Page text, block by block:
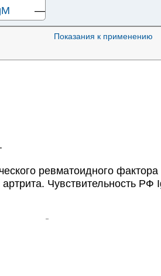
—
—
≈1139₽
≈1307₽
Показания к применению
ревматоидного
Чувствительность